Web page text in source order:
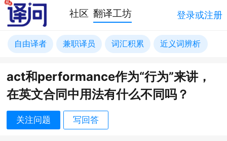
社区 翻译工坊 登录或注册
自由译者 兼职译员 词汇积累 近义词辨析
act和performance作为“行为”来讲，
在英文合同中用法有什么不同吗？
关注问题 写回答